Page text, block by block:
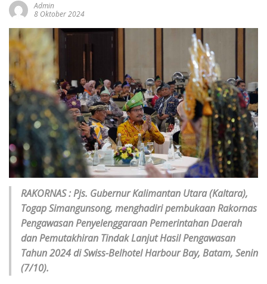
Admin
8 Oktober 2024
RAKORNAS : Pjs. Gubernur Kalimantan Utara (Kaltara),
Togap Simangunsong, menghadiri pembukaan Rakornas
Pengawasan Penyelenggaraan Pemerintahan Daerah
dan Pemutakhiran Tindak Lanjut Hasil Pengawasan
Tahun 2024 di Swiss-Belhotel Harbour Bay, Batam, Senin
(7/10).